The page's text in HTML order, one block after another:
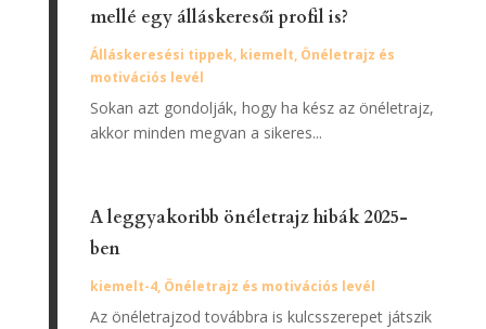
mellé egy álláskeresői profil is?
Álláskeresési tippek, kiemelt, Önéletrajz és
motivációs levél
Sokan azt gondolják, hogy ha kész az önéletrajz,
akkor minden megvan a sikeres...
A leggyakoribb önéletrajz hibák 2025-
ben
kiemelt-4, Önéletrajz és motivációs levél
Az önéletrajzod továbbra is kulcsszerepet játszik